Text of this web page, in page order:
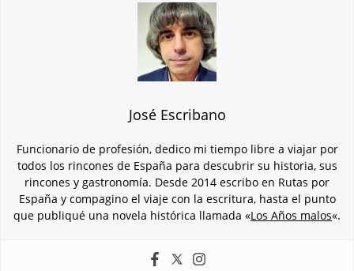
José Escribano
Funcionario de profesión, dedico mi tiempo libre a viajar por
todos los rincones de España para descubrir su historia, sus
rincones y gastronomía. Desde 2014 escribo en Rutas por
España y compagino el viaje con la escritura, hasta el punto
que publiqué una novela histórica llamada «Los Años malos«.